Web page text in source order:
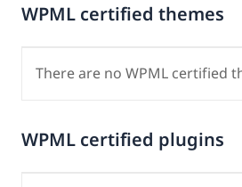
WPML certified themes
There are no WPML certified
WPML certified plugins